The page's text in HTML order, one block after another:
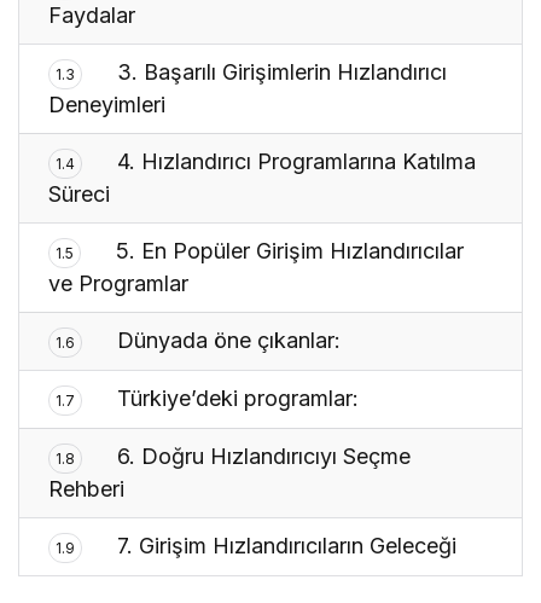
Faydalar
1.3
3. Başarılı Girişimlerin Hızlandırıcı
Deneyimleri
1.4
4. Hızlandırıcı Programlarına Katılma
Süreci
1.5
5. En Popüler Girişim Hızlandırıcılar
ve Programlar
1.6 Dünyada öne çıkanlar:
1.7 Türkiye’deki programlar:
1.8
6. Doğru Hızlandırıcıyı Seçme
Rehberi
1.9 7. Girişim Hızlandırıcıların Geleceği